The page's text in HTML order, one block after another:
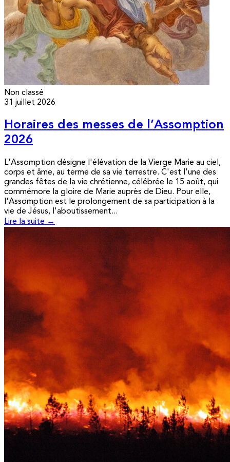
Non classé
31 juillet 2026
Horaires des messes de l’Assomption
2026
L'Assomption désigne l'élévation de la Vierge Marie au ciel,
corps et âme, au terme de sa vie terrestre. C'est l'une des
grandes fêtes de la vie chrétienne, célébrée le 15 août, qui
commémore la gloire de Marie auprès de Dieu. Pour elle,
l'Assomption est le prolongement de sa participation à la
vie de Jésus, l'aboutissement...
Lire la suite →